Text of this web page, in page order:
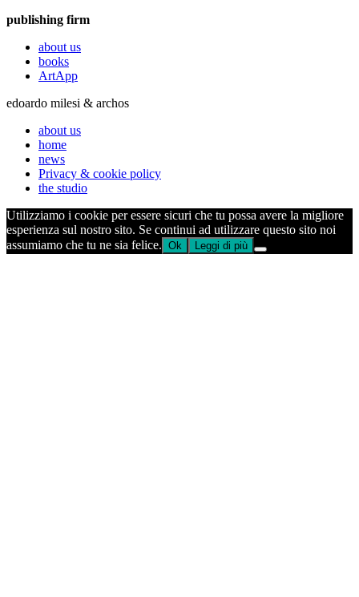
publishing firm
about us
books
ArtApp
edoardo milesi & archos
about us
home
news
Privacy & cookie policy
the studio
Utilizziamo i cookie per essere sicuri che tu possa avere la migliore
esperienza sul nostro sito. Se continui ad utilizzare questo sito noi
assumiamo che tu ne sia felice. Ok Leggi di più